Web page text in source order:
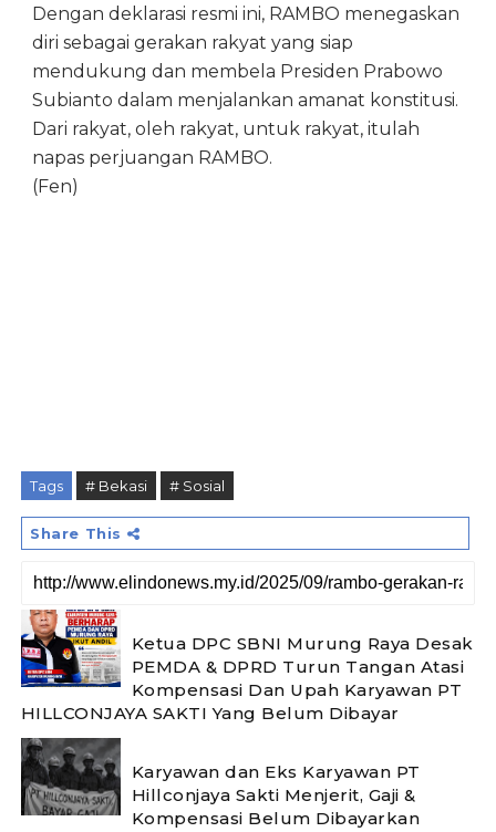
Dengan deklarasi resmi ini, RAMBO menegaskan
diri sebagai gerakan rakyat yang siap
mendukung dan membela Presiden Prabowo
Subianto dalam menjalankan amanat konstitusi.
Dari rakyat, oleh rakyat, untuk rakyat, itulah
napas perjuangan RAMBO.
(Fen)
Tags # Bekasi # Sosial
Share This
Ketua DPC SBNI Murung Raya Desak
PEMDA & DPRD Turun Tangan Atasi
Kompensasi Dan Upah Karyawan PT
HILLCONJAYA SAKTI Yang Belum Dibayar
Karyawan dan Eks Karyawan PT
Hillconjaya Sakti Menjerit, Gaji &
Kompensasi Belum Dibayarkan